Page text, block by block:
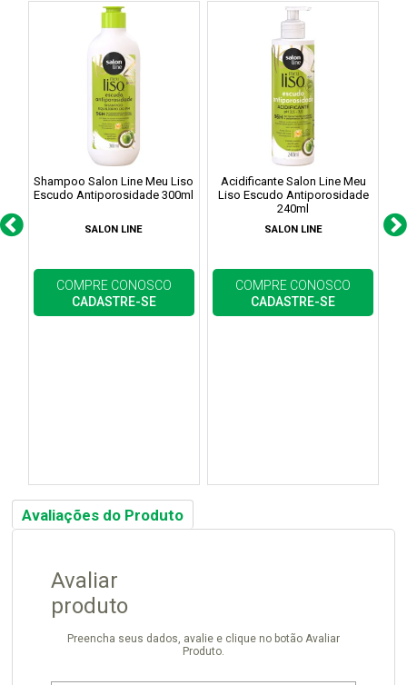
Shampoo Salon Line Meu Liso
Escudo Antiporosidade 300ml
SALON LINE
COMPRE CONOSCO
CADASTRE-SE
Acidificante Salon Line Meu
Liso Escudo Antiporosidade
240ml
SALON LINE
COMPRE CONOSCO
CADASTRE-SE
Avaliações do Produto
Avaliar
produto
Preencha seus dados, avalie e clique no botão Avaliar
Produto.